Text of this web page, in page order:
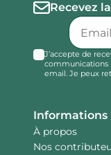
Recevez
J’accepte de
communications
email. Je peux
Informations
À propos
Nos